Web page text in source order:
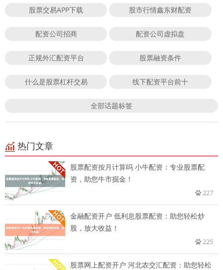
股票交易APP下载 股市行情鑫东财配资
配资公司招商 配资公司虚拟盘
正规外汇配资平台 股票融资条件
什么是股票杠杆交易 线下配资平台前十
全部话题标签
热门文章
股票配资按月计算吗 小牛配资：专业股票配
资，助您牛市掘金！
227
金融配资开户 低利息股票配资：助您轻松炒
股，放大收益！
225
股票网上配资开户 河北农交汇配资：助您轻松